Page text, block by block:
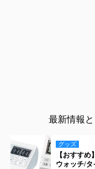
最新情報
グッズ
【おすす
ウォッチ/タ